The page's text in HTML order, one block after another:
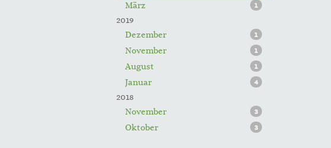
März 1
2019
Dezember
1
November 1
August 1
Januar 4
2018
November
3
Oktober 3